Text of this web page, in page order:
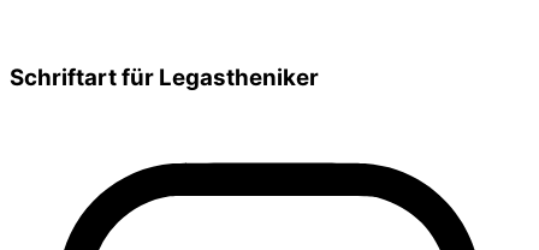
Schriftart für Legastheniker